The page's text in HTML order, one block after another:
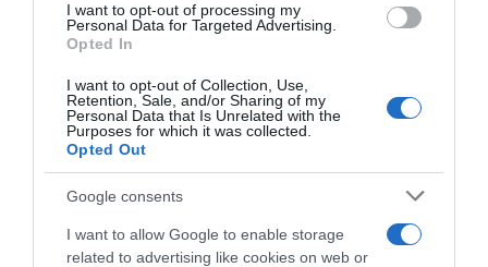
I want to opt-out of processing my
Personal Data for Targeted Advertising.
Opted In
I want to opt-out of Collection, Use,
Retention, Sale, and/or Sharing of my
Personal Data that Is Unrelated with the
Purposes for which it was collected.
Opted Out
Google consents
I want to allow Google to enable storage
related to advertising like cookies on web or